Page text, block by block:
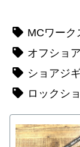
MCワーク
オフショ
ショアジ
ロックシ